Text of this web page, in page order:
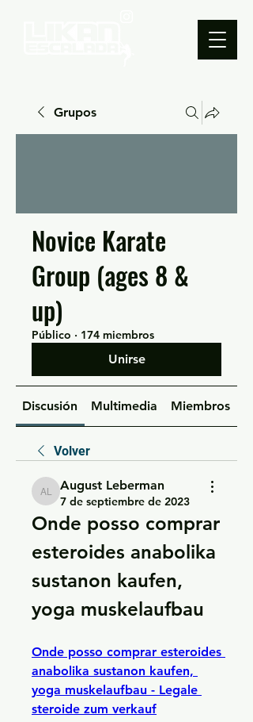
Grupos
Novice Karate
Group (ages 8 &
up)
Público · 174 miembros
Unirse
Discusión Multimedia Miembros
Volver
August Leberman
August Leberman
7 de septiembre de 2023
Onde posso comprar
esteroides anabolika
sustanon kaufen,
yoga muskelaufbau
Onde posso comprar esteroides
anabolika sustanon kaufen,
yoga muskelaufbau - Legale
steroide zum verkauf